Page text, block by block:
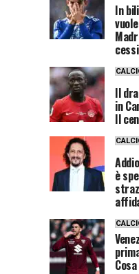
In
Il
in
Il
è